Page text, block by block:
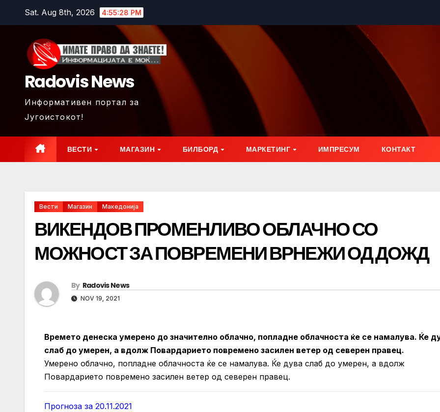
Sat. Aug 8th, 2026 4:55:29 PM
Radovis News
Информативен портал за
Југоистокот!
ВЕСТИ МАГАЗИН БИЛБОРД МАРКЕТИНГ ИМПРЕСУМ КОНТАКТ
Вести Магазин Македонија
ВИКЕНДОВ ПРОМЕНЛИВО ОБЛАЧНО СО
МОЖНОСТ ЗА ПОВРЕМЕНИ ВРНЕЖИ ОД ДОЖД
By Radovis News
NOV 19, 2021
Времето денеска умерено до значително облачно, попладне облачноста ќе се намалува. Ќе
слаб до умерен, а вдолж Повардарието повремено засилен ветер од северен правец.
Умерено облачно, попладне облачноста ќе се намалува. Ќе дува слаб до умерен, а вдолж
Повардарието повремено засилен ветер од северен правец.
Прогноза за 20.11.2021